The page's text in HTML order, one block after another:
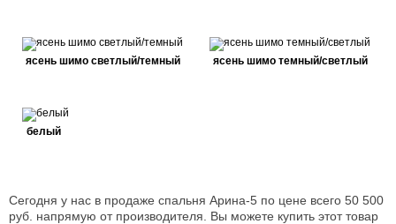
ясень шимо светлый/темный ясень шимо темный/светлый
белый
Сегодня у нас в продаже спальня Арина-5 по цене всего 50 500
руб. напрямую от производителя. Вы можете купить этот товар